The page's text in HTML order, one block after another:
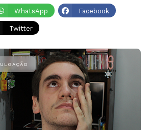
WhatsApp Facebook
Twitter